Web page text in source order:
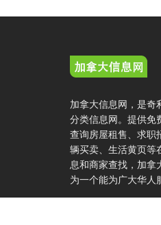
加拿大信息网，是奇
分类信息网。提供免
查询房屋租售、求职
辆买卖、生活黄页等
息和商家查找，加拿
为一个能为广大华人